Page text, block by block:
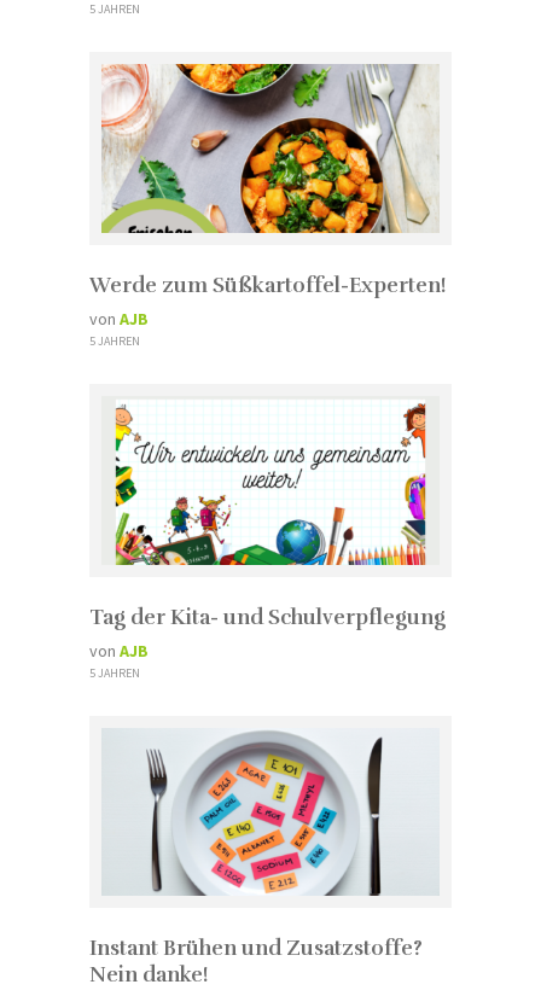
5 JAHREN
Werde zum Süßkartoffel-Experten!
von AJB
5 JAHREN
Tag der Kita- und Schulverpflegung
von AJB
5 JAHREN
Instant Brühen und Zusatzstoffe?
Nein danke!